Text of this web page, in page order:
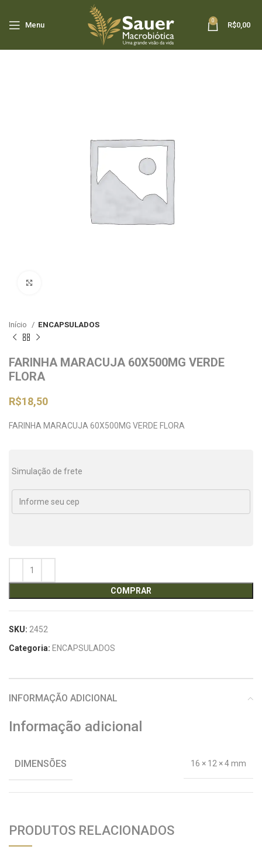
Menu
0
R$0,00
Início ENCAPSULADOS
FARINHA MARACUJA 60X500MG VERDE
FLORA
R$18,50
FARINHA MARACUJA 60X500MG VERDE FLORA
Simulação de frete
COMPRAR
SKU: 2452
Categoria: ENCAPSULADOS
INFORMAÇÃO ADICIONAL
Informação adicional
DIMENSÕES 16 × 12 × 4 mm
PRODUTOS RELACIONADOS